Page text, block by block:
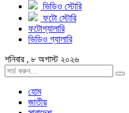
ভিডিও স্টোরি
ফটো স্টোরি
ফটোগ্যালারি
ভিডিও গ্যালারি
শনিবার , ৮ অগাস্ট ২০২৬
হোম
জাতীয়